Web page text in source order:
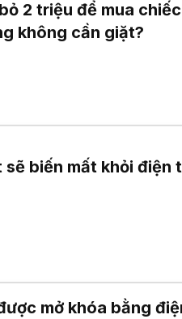
2 triệu để mua
không cần giặt?
biến mất khỏi điện
mở khóa bằng